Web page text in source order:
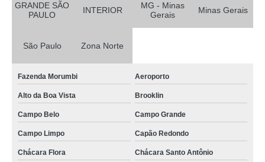
GRANDE SÃO
PAULO
INTERIOR
MG - Minas
Gerais
Minas Gerais
São Paulo Zona Norte
Fazenda Morumbi Aeroporto
Alto da Boa Vista Brooklin
Campo Belo Campo Grande
Campo Limpo Capão Redondo
Chácara Flora Chácara Santo Antônio